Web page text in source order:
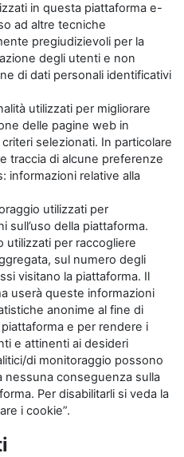
in questa piattaforma e-
ad altre tecniche
pregiudizievoli per la
degli utenti e non
di dati personali identificativi
utilizzati per migliorare
delle pagine web in
selezionati. In particolare
traccia di alcune preferenze
informazioni relative alla
utilizzati per
sull’uso della piattaforma.
utilizzati per raccogliere
sul numero degli
visitano la piattaforma. Il
userà queste informazioni
anonime al fine di
piattaforma e per rendere i
e attinenti ai desideri
di monitoraggio possono
nessuna conseguenza sulla
Per disabilitarli si veda la
i cookie”.